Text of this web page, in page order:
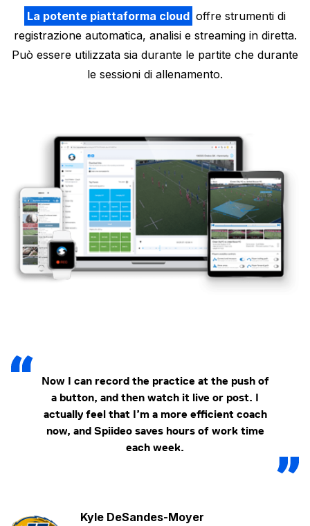
La potente piattaforma cloud offre strumenti di
registrazione automatica, analisi e streaming in diretta.
Può essere utilizzata sia durante le partite che durante
le sessioni di allenamento.
Now I can record the practice at the push of
a button, and then watch it live or post. I
actually feel that I’m a more efficient coach
now, and Spiideo saves hours of work time
each week.
Kyle DeSandes-Moyer